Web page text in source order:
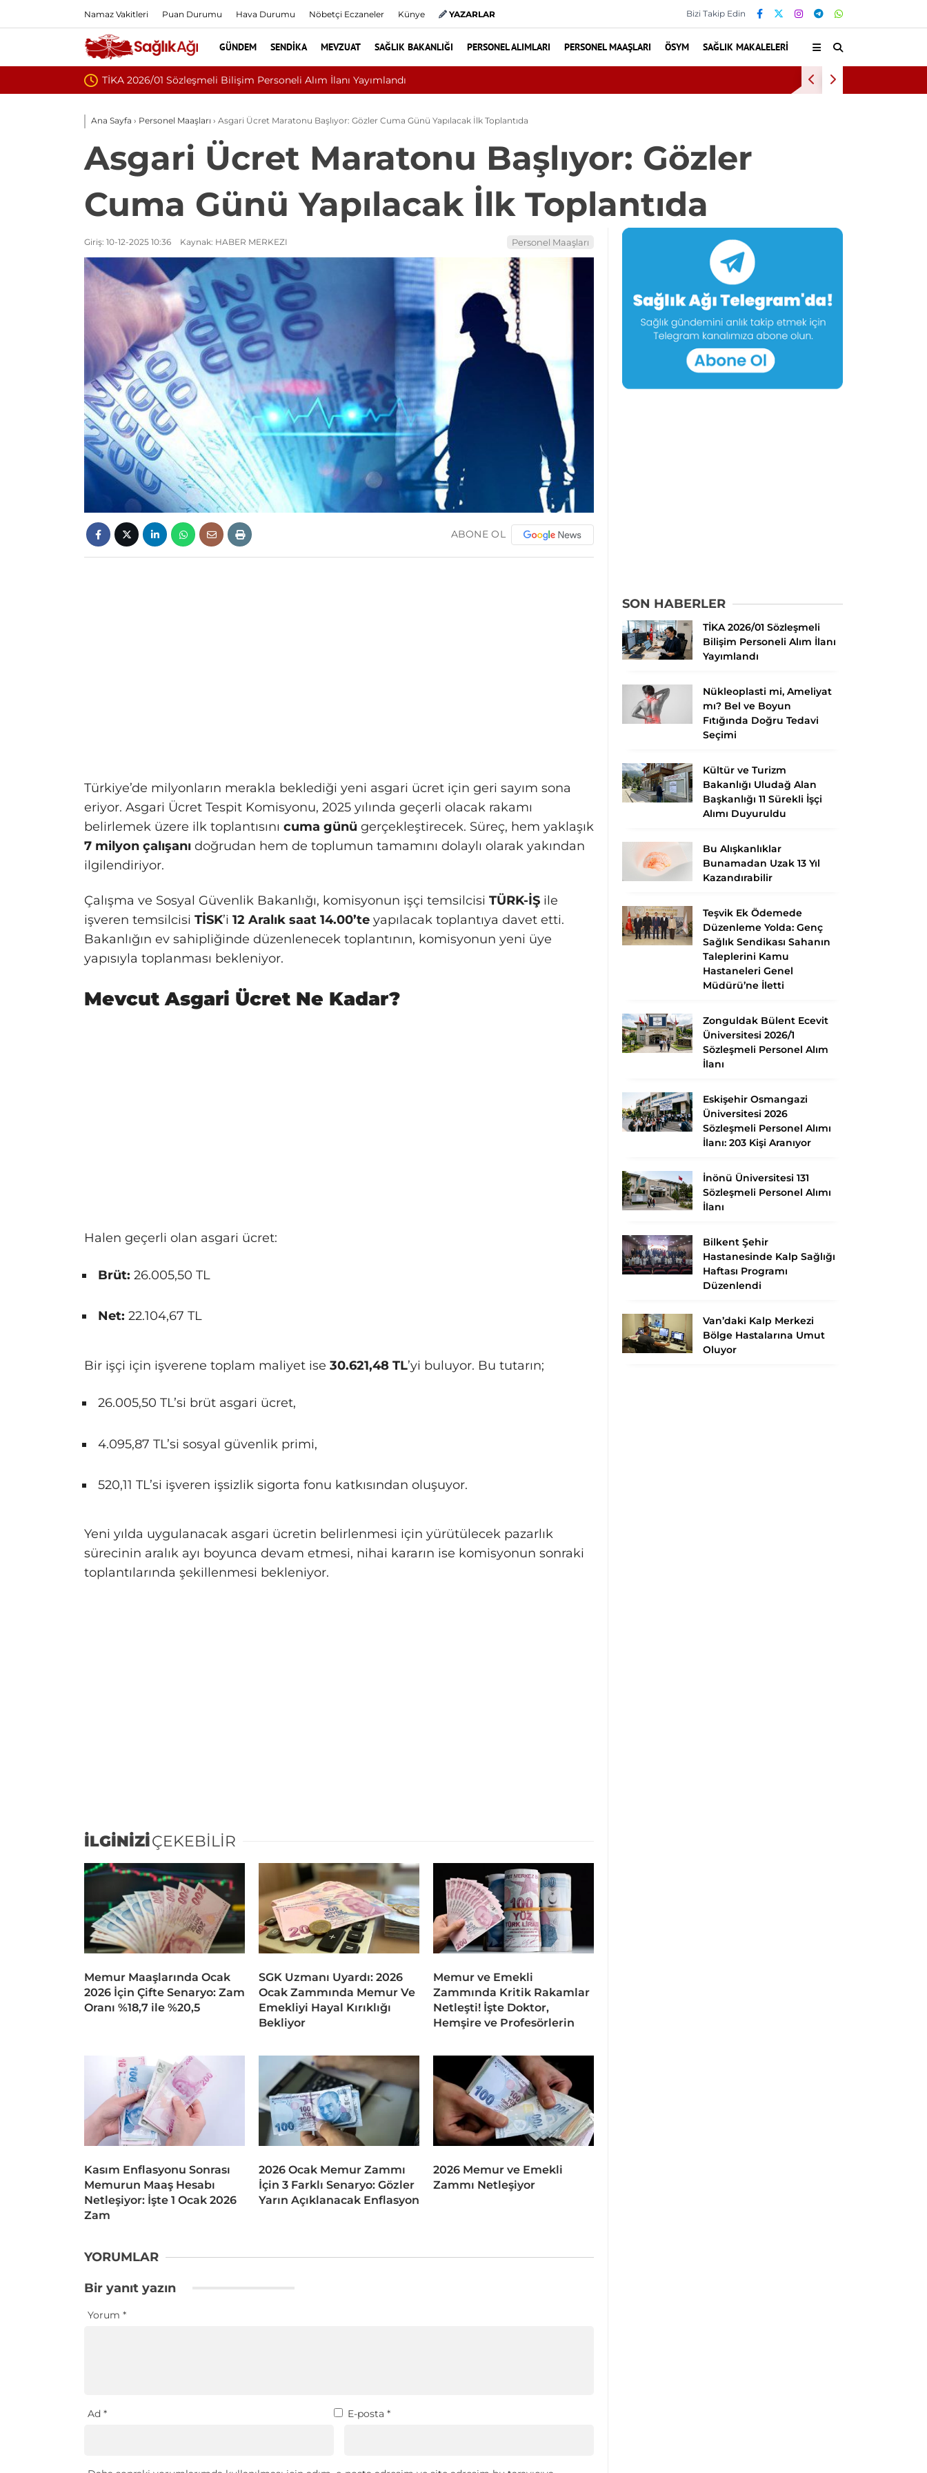
Namaz Vakitleri Puan Durumu Hava Durumu Nöbetçi Eczaneler Künye YAZARLAR Bizi Takip Edin
GÜNDEM SENDIKA MEVZUAT SAĞLIK BAKANLIĞI PERSONEL ALIMLARI PERSONEL MAAŞLARI ÖSYM SAĞLIK MAKALELERI
Nükleoplasti mi, Ameliyat mı? Bel ve Boyun Fıtığında Doğru Tedavi Seçimi
Ana Sayfa › Personel Maaşları › Asgari Ücret Maratonu Başlıyor: Gözler Cuma Günü Yapılacak İlk Toplantıda
Asgari Ücret Maratonu Başlıyor: Gözler
Cuma Günü Yapılacak İlk Toplantıda
Giriş: 10-12-2025 10:36 Kaynak: HABER MERKEZI Personel Maaşları
ABONE OL
Türkiye’de milyonların merakla beklediği yeni asgari ücret için geri sayım sona
eriyor. Asgari Ücret Tespit Komisyonu, 2025 yılında geçerli olacak rakamı
belirlemek üzere ilk toplantısını cuma günü gerçekleştirecek. Süreç, hem yaklaşık
7 milyon çalışanı doğrudan hem de toplumun tamamını dolaylı olarak yakından
ilgilendiriyor.
Çalışma ve Sosyal Güvenlik Bakanlığı, komisyonun işçi temsilcisi TÜRK-İŞ ile
işveren temsilcisi TİSK’i 12 Aralık saat 14.00’te yapılacak toplantıya davet etti.
Bakanlığın ev sahipliğinde düzenlenecek toplantının, komisyonun yeni üye
yapısıyla toplanması bekleniyor.
Mevcut Asgari Ücret Ne Kadar?
Halen geçerli olan asgari ücret:
Brüt: 26.005,50 TL
Net: 22.104,67 TL
Bir işçi için işverene toplam maliyet ise 30.621,48 TL’yi buluyor. Bu tutarın;
26.005,50 TL’si brüt asgari ücret,
4.095,87 TL’si sosyal güvenlik primi,
520,11 TL’si işveren işsizlik sigorta fonu katkısından oluşuyor.
Yeni yılda uygulanacak asgari ücretin belirlenmesi için yürütülecek pazarlık
sürecinin aralık ayı boyunca devam etmesi, nihai kararın ise komisyonun sonraki
toplantılarında şekillenmesi bekleniyor.
İLGİNİZİÇEKEBİLİR
Memur Maaşlarında Ocak
2026 İçin Çifte Senaryo: Zam
Oranı %18,7 ile %20,5
SGK Uzmanı Uyardı: 2026
Ocak Zammında Memur Ve
Emekliyi Hayal Kırıklığı
Bekliyor
Memur ve Emekli
Zammında Kritik Rakamlar
Netleşti! İşte Doktor,
Hemşire ve Profesörlerin
Kasım Enflasyonu Sonrası
Memurun Maaş Hesabı
Netleşiyor: İşte 1 Ocak 2026
Zam
2026 Ocak Memur Zammı
İçin 3 Farklı Senaryo: Gözler
Yarın Açıklanacak Enflasyon
2026 Memur ve Emekli
Zammı Netleşiyor
YORUMLAR
Bir yanıt yazın
Yorum *
Ad * E-posta *
SON HABERLER
TİKA 2026/01 Sözleşmeli
Bilişim Personeli Alım İlanı
Yayımlandı
Nükleoplasti mi, Ameliyat
mı? Bel ve Boyun
Fıtığında Doğru Tedavi
Seçimi
Kültür ve Turizm
Bakanlığı Uludağ Alan
Başkanlığı 11 Sürekli İşçi
Alımı Duyuruldu
Bu Alışkanlıklar
Bunamadan Uzak 13 Yıl
Kazandırabilir
Teşvik Ek Ödemede
Düzenleme Yolda: Genç
Sağlık Sendikası Sahanın
Taleplerini Kamu
Hastaneleri Genel
Müdürü’ne İletti
Zonguldak Bülent Ecevit
Üniversitesi 2026/1
Sözleşmeli Personel Alım
İlanı
Eskişehir Osmangazi
Üniversitesi 2026
Sözleşmeli Personel Alımı
İlanı: 203 Kişi Aranıyor
İnönü Üniversitesi 131
Sözleşmeli Personel Alımı
İlanı
Bilkent Şehir
Hastanesinde Kalp Sağlığı
Haftası Programı
Düzenlendi
Van’daki Kalp Merkezi
Bölge Hastalarına Umut
Oluyor